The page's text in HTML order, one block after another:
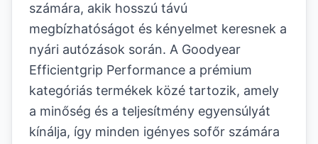
számára, akik hosszú távú
megbízhatóságot és kényelmet keresnek a
nyári autózások során. A Goodyear
Efficientgrip Performance a prémium
kategóriás termékek közé tartozik, amely
a minőség és a teljesítmény egyensúlyát
kínálja, így minden igényes sofőr számára